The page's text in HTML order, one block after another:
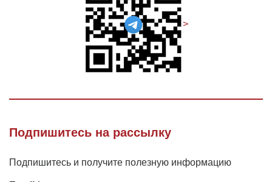
>
Подпишитесь на рассылку
Подпишитесь и получите полезную информацию